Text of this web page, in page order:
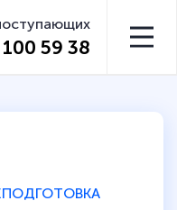
59 38